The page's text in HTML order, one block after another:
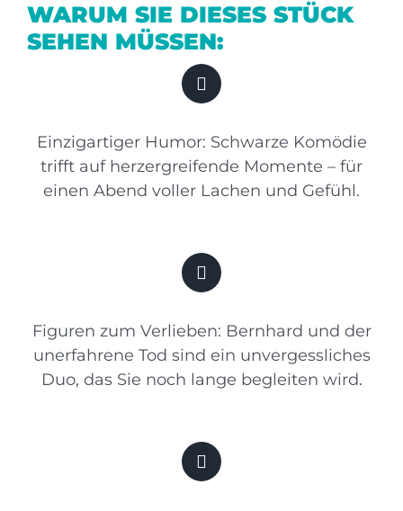
WARUM SIE DIESES STÜCK
SEHEN MÜSSEN:
Einzigartiger Humor: Schwarze Komödie
trifft auf herzergreifende Momente – für
einen Abend voller Lachen und Gefühl.
Figuren zum Verlieben: Bernhard und der
unerfahrene Tod sind ein unvergessliches
Duo, das Sie noch lange begleiten wird.